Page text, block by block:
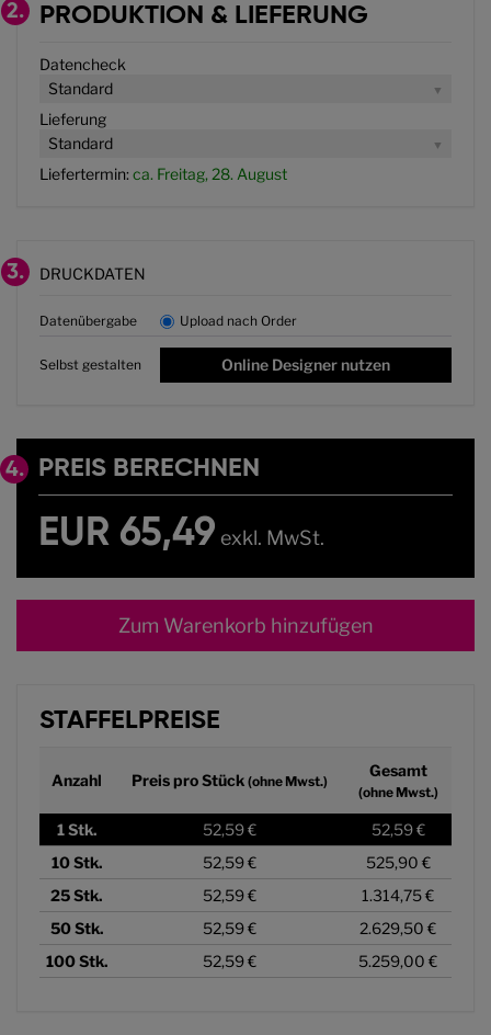
2. PRODUKTION & LIEFERUNG
Datencheck
Standard
Lieferung
Standard
Liefertermin: ca. Freitag, 28. August
3. DRUCKDATEN
Datenübergabe Upload nach Order
Selbst gestalten Online Designer nutzen
4. PREIS BERECHNEN
EUR 65,49 exkl. MwSt.
Zum Warenkorb hinzufügen
STAFFELPREISE
Anzahl Preis pro Stück (ohne Mwst.)
Gesamt
(ohne Mwst.)
1Stk. 52,59 €
52,59 €
10Stk. 52,59 €
525,90 €
25Stk. 52,59 €
1.314,75 €
50Stk. 52,59 €
2.629,50 €
100Stk. 52,59 € 5.259,00 €